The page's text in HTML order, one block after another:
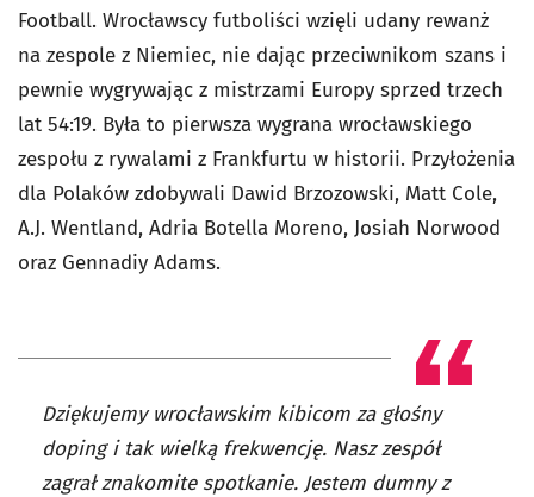
Football. Wrocławscy futboliści wzięli udany rewanż
na zespole z Niemiec, nie dając przeciwnikom szans i
pewnie wygrywając z mistrzami Europy sprzed trzech
lat 54:19. Była to pierwsza wygrana wrocławskiego
zespołu z rywalami z Frankfurtu w historii. Przyłożenia
dla Polaków zdobywali Dawid Brzozowski, Matt Cole,
A.J. Wentland, Adria Botella Moreno, Josiah Norwood
oraz Gennadiy Adams.
Dziękujemy wrocławskim kibicom za głośny
doping i tak wielką frekwencję. Nasz zespół
zagrał znakomite spotkanie. Jestem dumny z